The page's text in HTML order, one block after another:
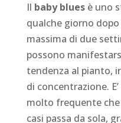
Il baby bluesè uno
qualche giorno
massima di due
possono
tendenza al pianto,
di concentrazione.
molto frequente
casi passa da sola,